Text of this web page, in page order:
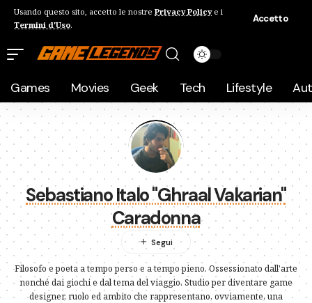
Usando questo sito, accetto le nostre Privacy Policye i
Termini d'Uso.
Accetto
Games Movies Geek Tech Lifestyle
Sebastiano Italo "Ghraal Vakarian"
Caradonna
Filosofo e poeta a tempo perso e a tempo pieno. Ossessionato dall'arte
nonché dai giochi e dal tema del viaggio. Studio per diventare game
designer, ruolo ed ambito che rappresentano, ovviamente, una